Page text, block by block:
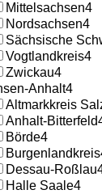
Mittelsachsen4
Nordsachsen4
Sächsische
Vogtlandkreis4
Zwickau4
Anhalt4
Altmarkkreis
Anhalt-Bitterfeld
Börde4
Burgenlandkreis
Dessau-Roßlau
Halle Saale4